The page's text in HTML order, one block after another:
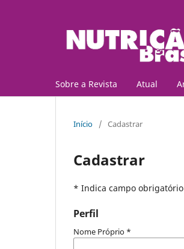
Sobre a Revista Atual
Início / Cadastrar
Cadastrar
* Indica campo obrigatório
Perfil
Nome Próprio *